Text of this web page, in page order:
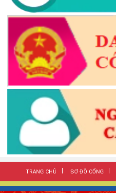
TRANG CHỦ SƠ ĐỒ CỔNG